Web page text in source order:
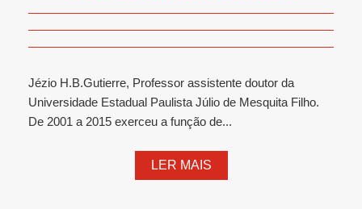
Jézio H.B.Gutierre, Professor assistente doutor da
Universidade Estadual Paulista Júlio de Mesquita Filho.
De 2001 a 2015 exerceu a função de...
LER MAIS